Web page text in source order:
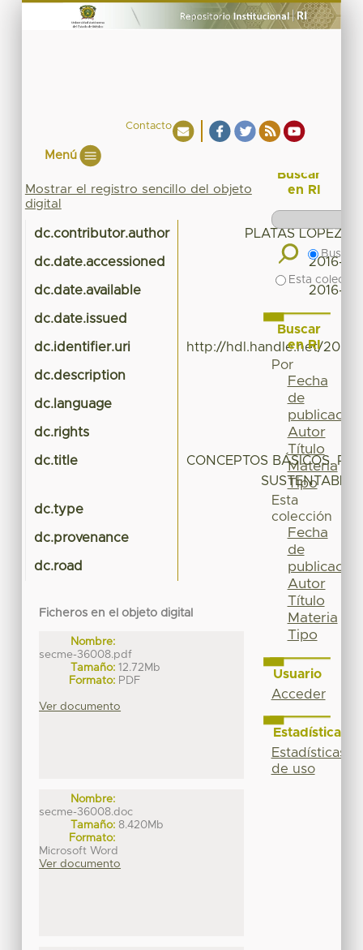
Contacto
Menú
Mostrar el registro sencillo del objeto
digital
dc.contributor.author PLATAS LOPEZ
dc.date.accessioned 2016-
dc.date.available 2016-
dc.date.issued
dc.identifier.uri http://hdl.handle.net/
dc.description
dc.language
dc.rights
dc.title
CONCEPTOS BÁSICOS.
SUSTENTABLE
dc.type
dc.provenance
dc.road
Ficheros en el objeto digital
Nombre:
secme-36008.pdf
Tamaño: 12.72Mb
Formato: PDF
Ver documento
Nombre:
secme-36008.doc
Tamaño: 8.420Mb
Formato:
Microsoft Word
Ver documento
Buscar
en RI
Buscar
Esta
Buscar
en RI
Por
Fecha
de
publicación
Autor
Título
Materia
Tipo
Esta
colección
Fecha
de
publicación
Autor
Título
Materia
Tipo
Usuario
Acceder
Estadísticas
Estadísticas
de uso